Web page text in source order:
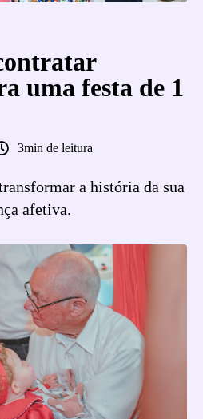
uma festa de 1
3min de leitura
a história da sua
afetiva.